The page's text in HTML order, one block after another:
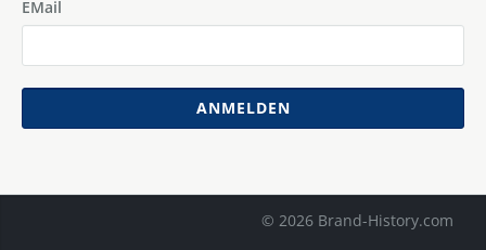
EMail
ANMELDEN
© 2026 Brand-History.com